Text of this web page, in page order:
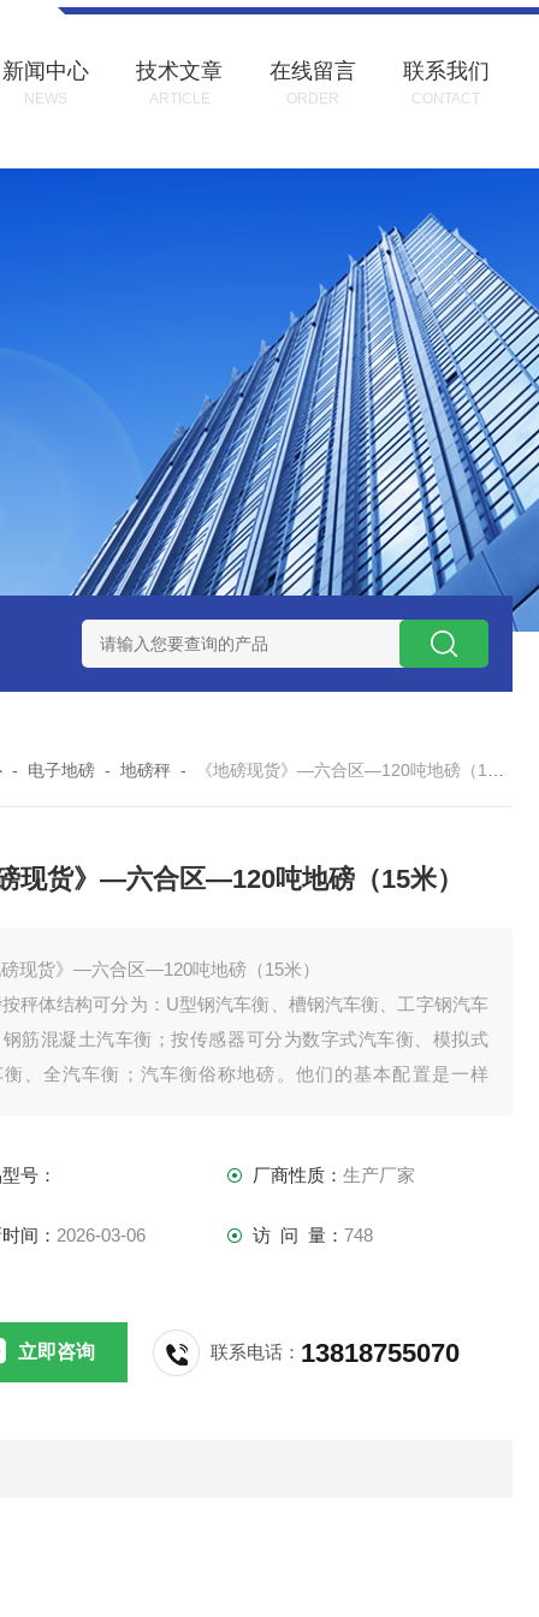
新闻中心
NEWS
技术文章
ARTICLE
在线留言
ORDER
联系我们
CONTACT
SCS-18米120吨玉环装一台16米100吨地磅多少钱？
- 电子地磅 -地磅秤 - 《地磅现货》—六合区—120吨地磅（15米）
磅现货》—六合区—120吨地磅（15米）
磅现货》—六合区—120吨地磅（15米）
秤体结构可分为：U型钢汽车衡、槽钢汽车衡、工字钢汽车
筋混凝土汽车衡；按传感器可分为数字式汽车衡、模拟式
衡、全汽车衡；汽车衡俗称地磅。他们的基本配置是一样
号：
厂商性质： 生产厂家
间： 2026-03-06 访 问 量： 748
立即咨询 联系电话： 13818755070